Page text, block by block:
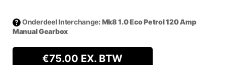
Onderdeel Interchange: Mk8 1.0 Eco Petrol 120 Amp
Manual Gearbox
€75.00 EX. BTW